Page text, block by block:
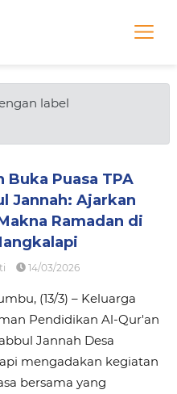
label
Buka Puasa TPA
Jannah: Ajarkan
Ramadan di
14/03/2026
(13/3) – Keluarga
Pendidikan Al-Qur'an
Jannah Desa
mengadakan kegiatan
bersama yang